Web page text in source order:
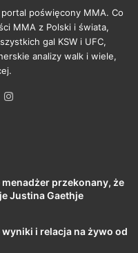
poświęcony MMA. Co
MMA z Polski i świata,
gal KSW i UFC,
analizy walk i wiele,
YouTube
przekonany, że
Justina Gaethje
wyniki i relacja na żywo od